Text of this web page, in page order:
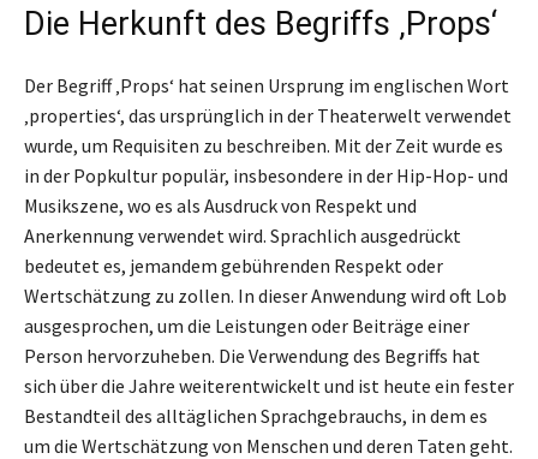
Die Herkunft des Begriffs ‚Props‘
Der Begriff ‚Props‘ hat seinen Ursprung im englischen Wort
‚properties‘, das ursprünglich in der Theaterwelt verwendet
wurde, um Requisiten zu beschreiben. Mit der Zeit wurde es
in der Popkultur populär, insbesondere in der Hip-Hop- und
Musikszene, wo es als Ausdruck von Respekt und
Anerkennung verwendet wird. Sprachlich ausgedrückt
bedeutet es, jemandem gebührenden Respekt oder
Wertschätzung zu zollen. In dieser Anwendung wird oft Lob
ausgesprochen, um die Leistungen oder Beiträge einer
Person hervorzuheben. Die Verwendung des Begriffs hat
sich über die Jahre weiterentwickelt und ist heute ein fester
Bestandteil des alltäglichen Sprachgebrauchs, in dem es
um die Wertschätzung von Menschen und deren Taten geht.